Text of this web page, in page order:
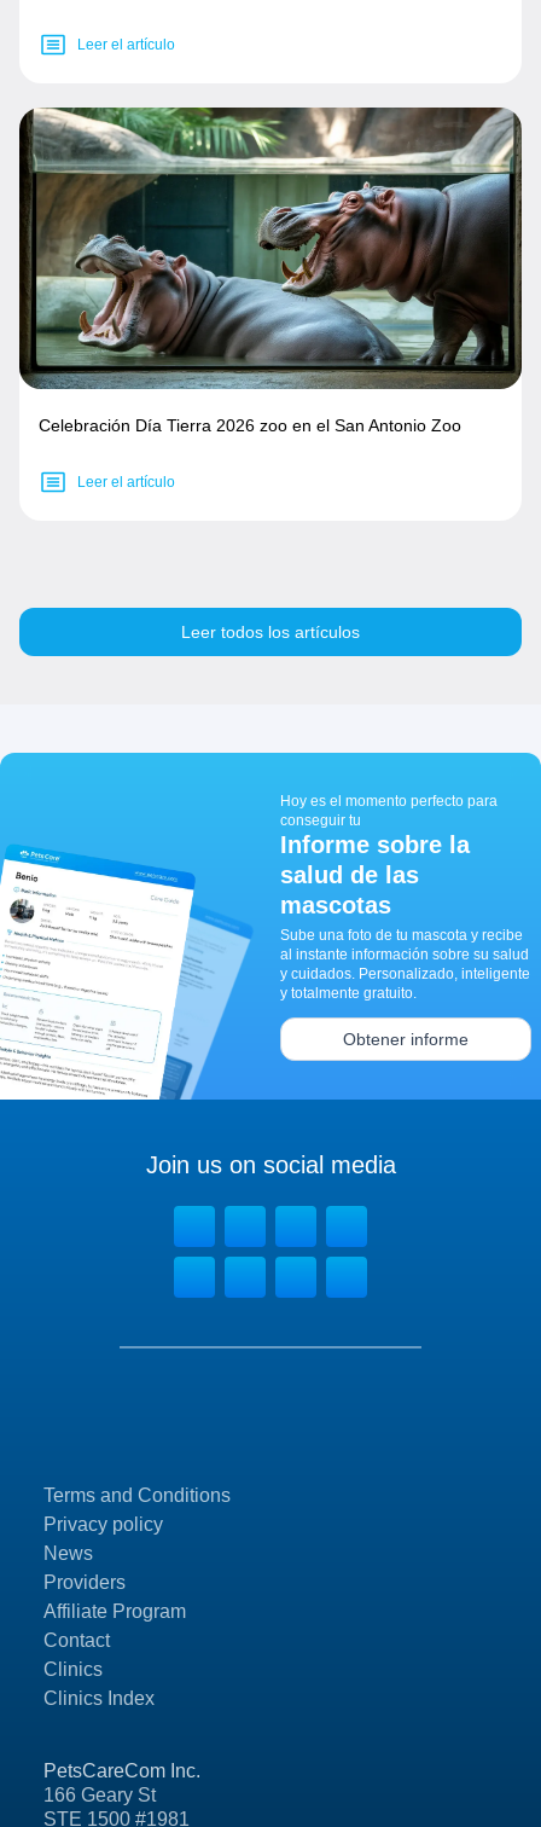
Leer el artículo
Celebración Día Tierra 2026 zoo en el San Antonio Zoo
Leer el artículo
Leer todos los artículos
Hoy es el momento perfecto para
conseguir tu
Informe sobre la
salud de las
mascotas
Sube una foto de tu mascota y recibe
al instante información sobre su salud
y cuidados. Personalizado, inteligente
y totalmente gratuito.
Obtener informe
PetsCareCom Inc.
166 Geary St
STE 1500 #1981
Terms and Conditions
Privacy policy
News
Providers
Affiliate Program
Contact
Clinics
Clinics Index
Join us on social media